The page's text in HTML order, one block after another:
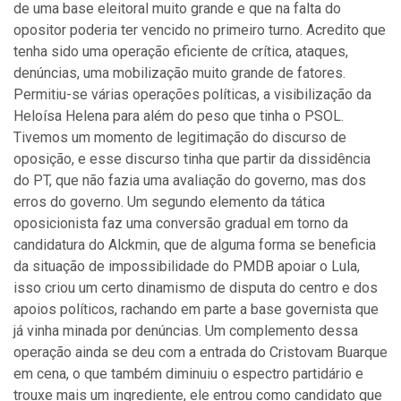
de uma base eleitoral muito grande e que na falta do
opositor poderia ter vencido no primeiro turno. Acredito que
tenha sido uma operação eficiente de crítica, ataques,
denúncias, uma mobilização muito grande de fatores.
Permitiu-se várias operações políticas, a visibilização da
Heloísa Helena para além do peso que tinha o PSOL.
Tivemos um momento de legitimação do discurso de
oposição, e esse discurso tinha que partir da dissidência
do PT, que não fazia uma avaliação do governo, mas dos
erros do governo. Um segundo elemento da tática
oposicionista faz uma conversão gradual em torno da
candidatura do Alckmin, que de alguma forma se beneficia
da situação de impossibilidade do PMDB apoiar o Lula,
isso criou um certo dinamismo de disputa do centro e dos
apoios políticos, rachando em parte a base governista que
já vinha minada por denúncias. Um complemento dessa
operação ainda se deu com a entrada do Cristovam Buarque
em cena, o que também diminuiu o espectro partidário e
trouxe mais um ingrediente, ele entrou como candidato que